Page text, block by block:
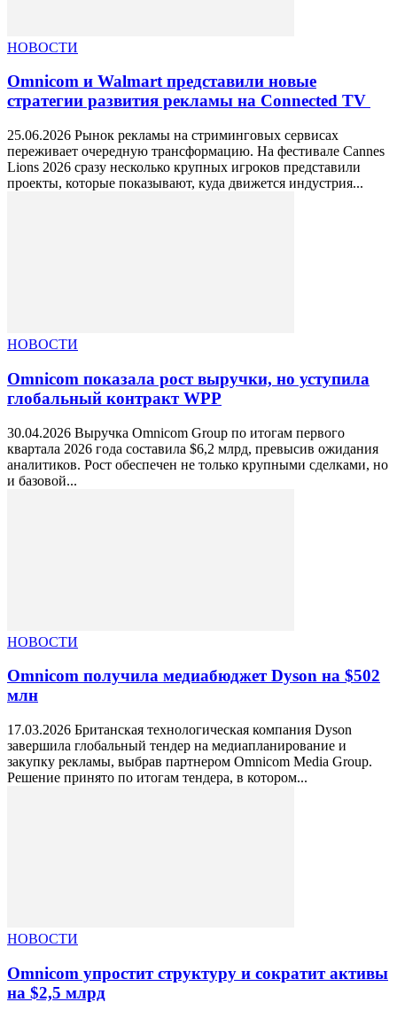
НОВОСТИ
Omnicom и Walmart представили новые
стратегии развития рекламы на Connected TV
25.06.2026 Рынок рекламы на стриминговых сервисах
переживает очередную трансформацию. На фестивале Cannes
Lions 2026 сразу несколько крупных игроков представили
проекты, которые показывают, куда движется индустрия...
НОВОСТИ
Omnicom показала рост выручки, но уступила
глобальный контракт WPP
30.04.2026 Выручка Omnicom Group по итогам первого
квартала 2026 года составила $6,2 млрд, превысив ожидания
аналитиков. Рост обеспечен не только крупными сделками, но
и базовой...
НОВОСТИ
Omnicom получила медиабюджет Dyson на $502
млн
17.03.2026 Британская технологическая компания Dyson
завершила глобальный тендер на медиапланирование и
закупку рекламы, выбрав партнером Omnicom Media Group.
Решение принято по итогам тендера, в котором...
НОВОСТИ
Omnicom упростит структуру и сократит активы
на $2,5 млрд